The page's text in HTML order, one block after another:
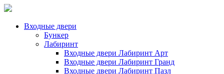
Входные двери
Бункер
Лабиринт
Входные двери Лабиринт Арт
Входные двери Лабиринт Гранд
Входные двери Лабиринт Пазл